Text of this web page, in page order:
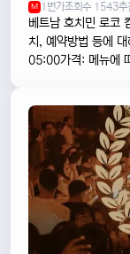
M 1번가조회수 1543추
베트남 호치민 로코
치, 예약방법 등에
05:00가격: 메뉴에